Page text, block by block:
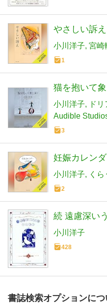
やさしい訴
小川洋子 宮崎
1
猫を抱いて
小川洋子
ド
Audible
3
妊娠カレン
小川洋子 く
2
続 遠慮深い
小川洋子
428
書誌検索オプションにつ